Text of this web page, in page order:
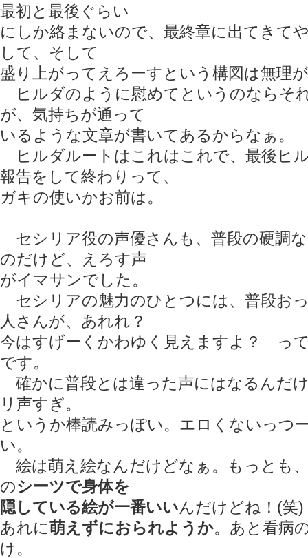
最初と最後ぐらい
にしか絡まないので、最終章に出てきて
して、そして
盛り上がってえろーすという構図は無理
ヒルダのように慰めてというのならそ
が、気持ちが通って
いるような文章が書いてあるからなぁ。
ヒルダルートはこれはこれで、最後ヒ
報告をして終わりって、
ガキの使いかお前は。
セシリア役の声優さんも、普段の硬調
のだけど、えろす声
がイマサンでした。
セシリアの魅力のひとつには、普段お
人さんが、あれれ？
今はすげーくかわゆく見えますよ？ っ
です。
確かに普段とは違った声にはなるんだ
リ声すぎ。
というか棒読みっぽい。エロくないっつ
い。
絵は萌え絵なんだけどなぁ。もっとも
のシーツで身体を
隠している絵が一番いいんだけどね！(
あれに萌えずにおられようか。あと看病
け。